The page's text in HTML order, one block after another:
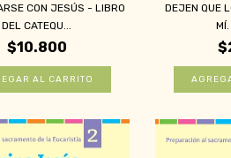
CON JESÚS - LIBRO
DEL CATEQU...
$10.800
DEJEN QUE
MÍ.